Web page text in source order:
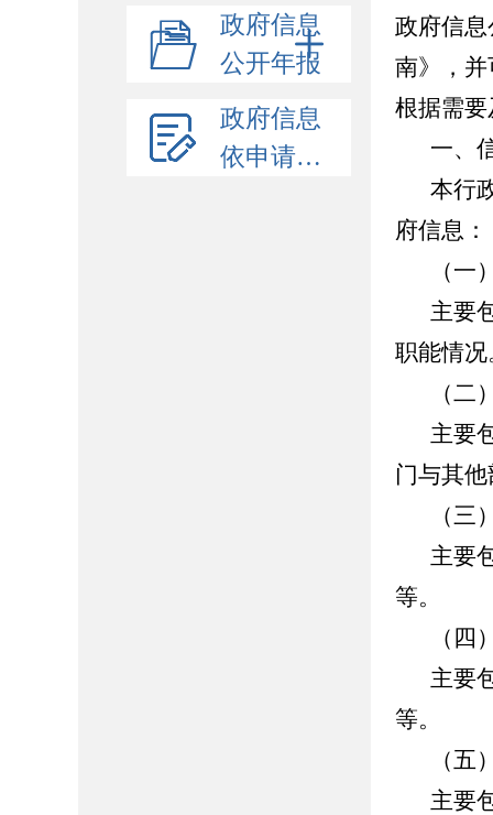
政府信息
公开年报
政府信息
依申请公开
政府信
南》，
根据需
一、
本行
府信息：
（一
主要
职能情况
（二
主要
门与其
（三
主要
等。
（四
主要
等。
（五
主要